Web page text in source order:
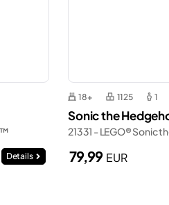
Details
18+ 1125 1
Sonic the
21331 - LEGO® Sonic
79,99 EUR